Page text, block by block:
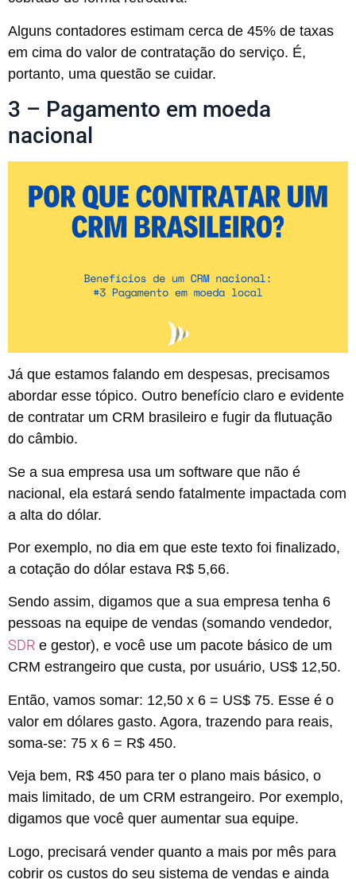
Alguns contadores estimam cerca de 45% de taxas
em cima do valor de contratação do serviço. É,
portanto, uma questão se cuidar.
3 – Pagamento em moeda
nacional
Já que estamos falando em despesas, precisamos
abordar esse tópico. Outro benefício claro e evidente
de contratar um CRM brasileiro e fugir da flutuação
do câmbio.
Se a sua empresa usa um software que não é
nacional, ela estará sendo fatalmente impactada com
a alta do dólar.
Por exemplo, no dia em que este texto foi finalizado,
a cotação do dólar estava R$ 5,66.
Sendo assim, digamos que a sua empresa tenha 6
pessoas na equipe de vendas (somando vendedor,
SDR e gestor), e você use um pacote básico de um
CRM estrangeiro que custa, por usuário, US$ 12,50.
Então, vamos somar: 12,50 x 6 = US$ 75. Esse é o
valor em dólares gasto. Agora, trazendo para reais,
soma-se: 75 x 6 = R$ 450.
Veja bem, R$ 450 para ter o plano mais básico, o
mais limitado, de um CRM estrangeiro. Por exemplo,
digamos que você quer aumentar sua equipe.
Logo, precisará vender quanto a mais por mês para
cobrir os custos do seu sistema de vendas e ainda